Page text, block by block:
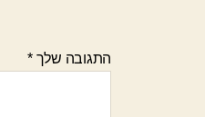
התגובה שלך*